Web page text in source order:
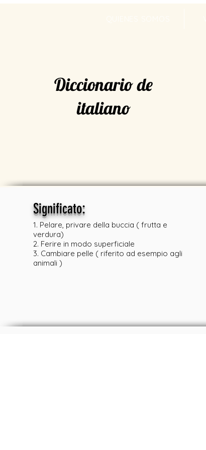
Diccionario de
italiano
Significato:
1. Pelare, privare della buccia ( frutta e
verdura)
2. Ferire in modo superficiale
3. Cambiare pelle ( riferito ad esempio agli
animali )